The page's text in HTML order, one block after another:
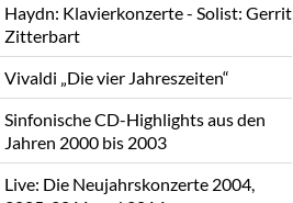
Haydn: Klavierkonzerte - Solist: Gerrit
Zitterbart
Vivaldi „Die vier Jahreszeiten“
Sinfonische CD-Highlights aus den
Jahren 2000 bis 2003
Live: Die Neujahrskonzerte 2004,